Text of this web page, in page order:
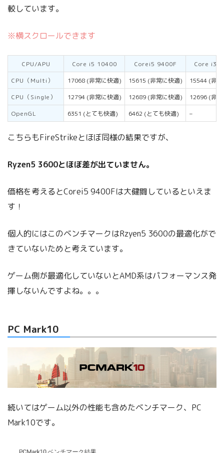
較しています。
※横スクロールできます
CPU/APU Core i5 10400 Corei5 9400F
Core i3
CPU（Multi）
17068 (非常に快適) 15615 (非常に快適)
15544 (非
CPU（Single）
12794 (非常に快適) 12689 (非常に快適)
12696 (非
OpenGL
6351 (とても快適) 6462 (とても快適) –
こちらもFireStrikeとほぼ同様の結果ですが、
Ryzen5 3600とほぼ差が出ていません。
価格を考えるとCorei5 9400Fは大健闘しているといえま
す！
個人的にはこのベンチマークはRzyen5 3600の最適化がで
きていないためと考えています。
ゲーム側が最適化していないとAMD系はパフォーマンス発
揮しないんですよね。。。
PC Mark10
続いてはゲーム以外の性能も含めたベンチマーク、PC
Mark10です。